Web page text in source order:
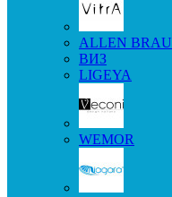
ALLEN BRAU
ВИЗ
LIGEYA
WEMOR